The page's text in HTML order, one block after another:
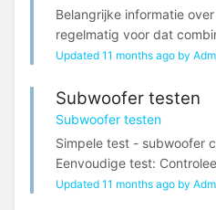
Belangrijke informatie
regelmatig voor dat
Updated 11 months ago by
Subwoofer testen
Subwoofer testen
Simpele test - subwoofer
Eenvoudige test:
Updated 11 months ago by